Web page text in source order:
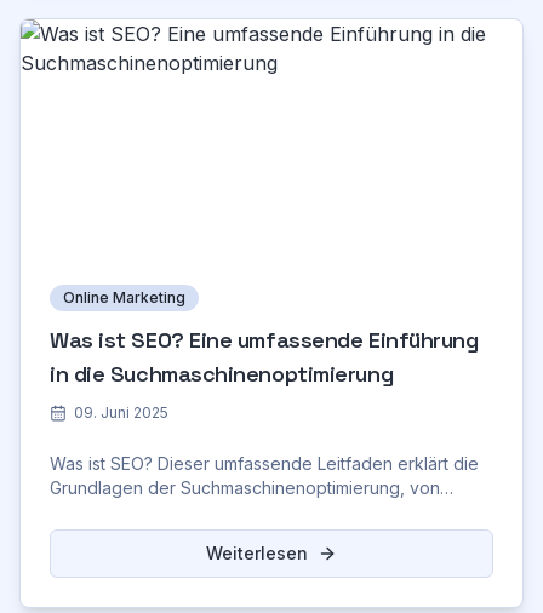
Online Marketing
Was ist SEO? Eine umfassende Einführung
in die Suchmaschinenoptimierung
09. Juni 2025
Was ist SEO? Dieser umfassende Leitfaden erklärt die
Grundlagen der Suchmaschinenoptimierung, von
Aspekten.
Weiterlesen